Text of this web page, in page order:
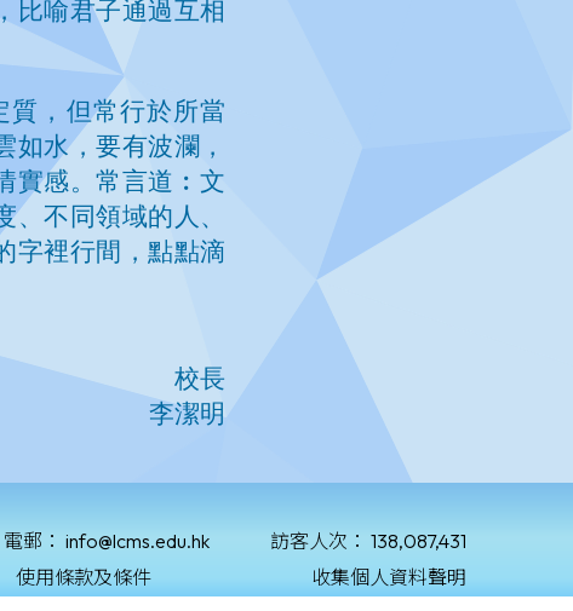
電郵： info@lcms.edu.hk 訪客人次： 138,087,431
使用條款及條件 收集個人資料聲明